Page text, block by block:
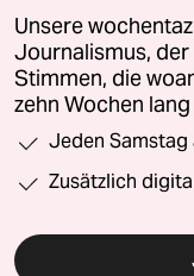
Unsere
Journalismus,
Stimmen, die
zehn Wochen
Jeden Samstag
Zusätzlich